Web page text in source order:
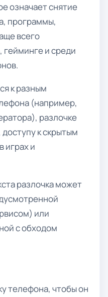
означает снятие
программы,
всего
гейминге и среди
к разным
(например,
разлочке
к скрытым
играх и
разлочка может
или
с обходом
телефона, чтобы он